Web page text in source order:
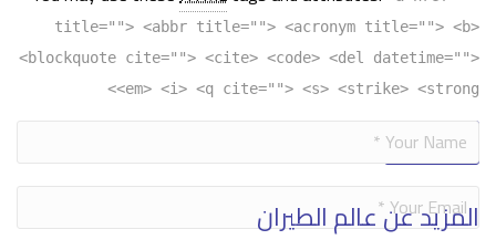
title=""> <abbr title=""> <acronym title=""> <b>
<blockquote cite=""> <cite> <code> <del datetime="">
<em> <i> <q cite=""> <s> <strike> <strong>
Alternative:
المزيد عن عالم الطيران